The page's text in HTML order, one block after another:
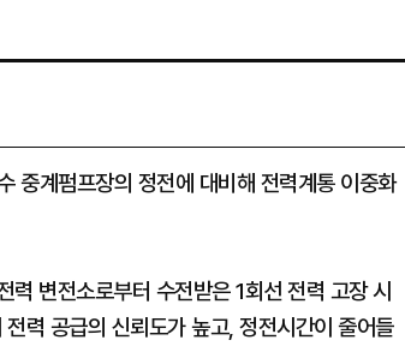
중계펌프장의 정전에 대비해 전력계통 이중화
변전소로부터 수전받은 1회선 전력 고장 시
력 공급의 신뢰도가 높고, 정전시간이 줄어들